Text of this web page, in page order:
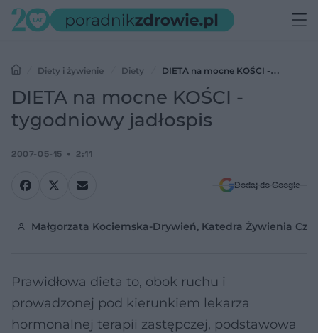
Diety i żywienie Diety
DIETA na mocne KOŚCI -
tygodniowy jadłospis
DIETA na mocne KOŚCI -
tygodniowy jadłospis
2007-05-15 2:11
Dodaj do Google
Małgorzata Kociemska-Drywień, Katedra Żywienia
Prawidłowa dieta to, obok ruchu i
prowadzonej pod kierunkiem lekarza
hormonalnej terapii zastępczej, podstawowa